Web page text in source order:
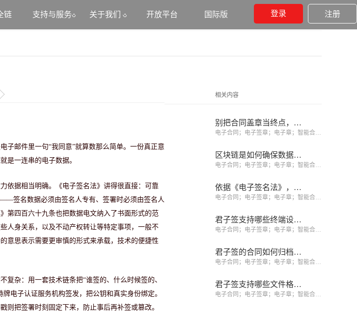
链 支持与服务 关于我们 开放平台 国际版 登录 注册
子邮件里一句“我同意”就算数那么简单。一份真正意
是一连串的电子数据。
依据相当明确。《电子签名法》讲得很直接：可靠
签名数据必须由签名人专有、签署时必须由签名人
第四百六十九条也把数据电文纳入了书面形式的范
人身关系，以及不动产权转让等特定事项，一般不
意思表示需要更审慎的形式来承载，技术的便捷性
杂：用一套技术链条把“谁签的、什么时候签的、
电子认证服务机构签发，把公钥和真实身份绑定。
则把签署时刻固定下来，防止事后再补签或篡改。
相关内容
别把合同盖章当终点，合同履约阶段才创造价值的开始
电子合同；电子签章；电子章；智能合同；合同管理
区块链是如何确保数据不可篡改的？
电子合同；电子签章；电子章；智能合同；合同管理
依据《电子签名法》，如何识别可靠电子签名、规避签约风险？
电子合同；电子签章；电子章；智能合同；合同管理
君子签支持哪些终端设备签署？
电子合同；电子签章；电子章；智能合同；合同管理
君子签的合同如何归档和查询？
电子合同；电子签章；电子章；智能合同；合同管理
君子签支持哪些文件格式？
电子合同；电子签章；电子章；智能合同；合同管理